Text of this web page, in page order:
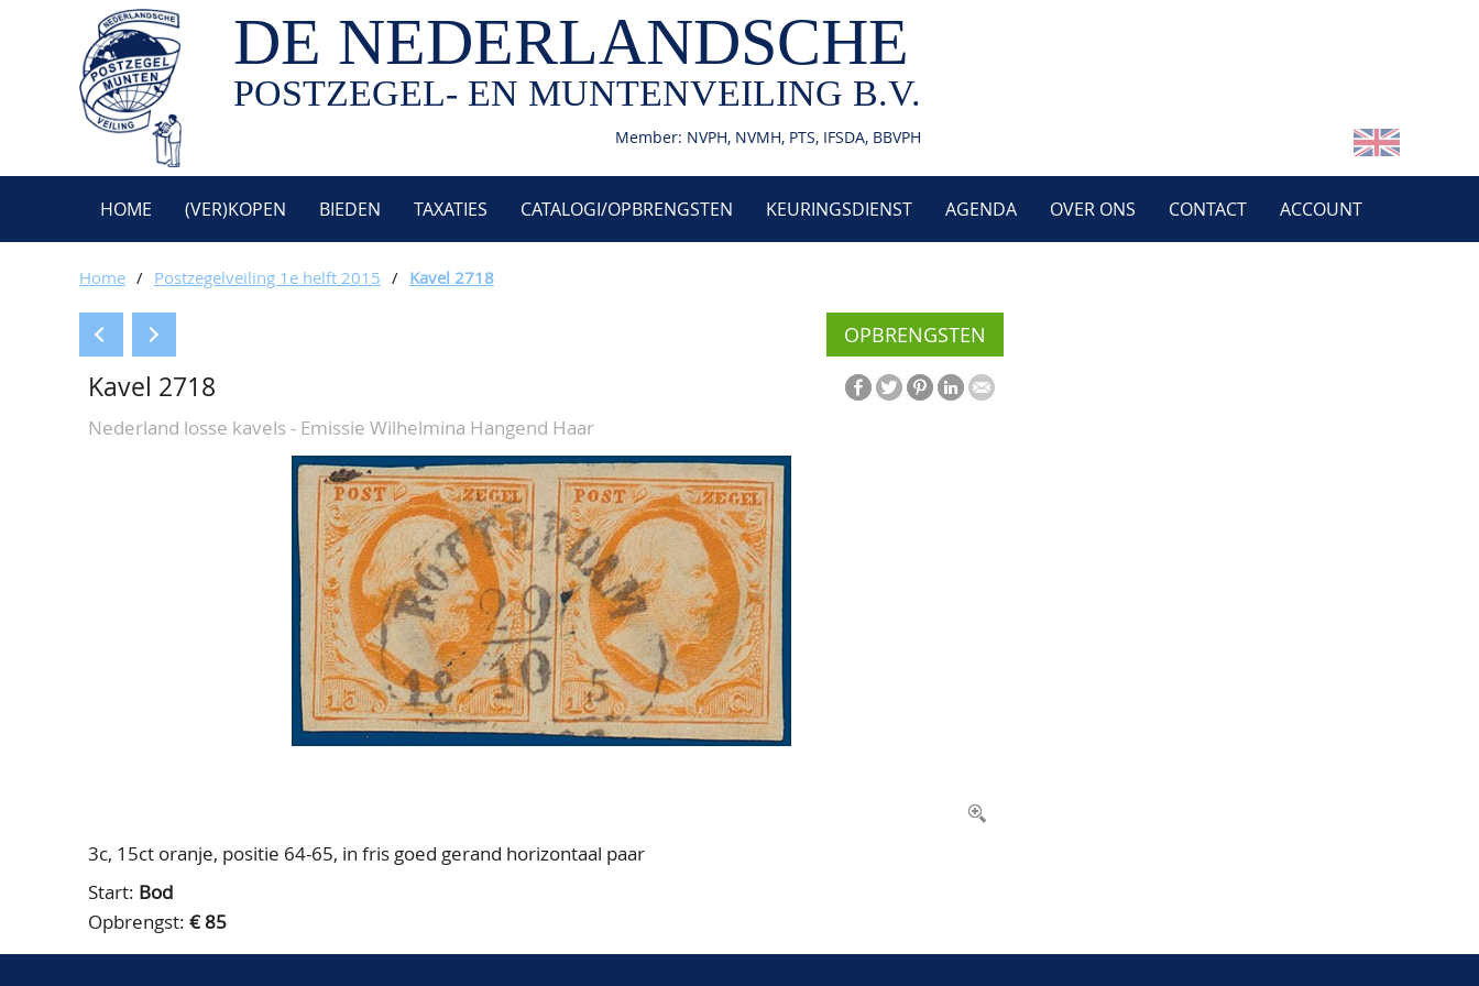
DE NEDERLANDSCHE
POSTZEGEL- EN MUNTENVEILING B.V.
Member: NVPH, NVMH, PTS, IFSDA, BBVPH
HOME (VER)KOPEN BIEDEN TAXATIES CATALOGI/OPBRENGSTEN KEURINGSDIENST AGENDA OVER ONS CONTACT ACCOUNT
Home / Postzegelveiling 1e helft 2015 / Kavel 2718
OPBRENGSTEN
Kavel 2718
Nederland losse kavels - Emissie Wilhelmina Hangend Haar
3c, 15ct oranje, positie 64-65, in fris goed gerand horizontaal paar
Start: Bod
Opbrengst: € 85